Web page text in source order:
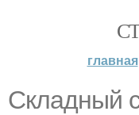
главная
Складный